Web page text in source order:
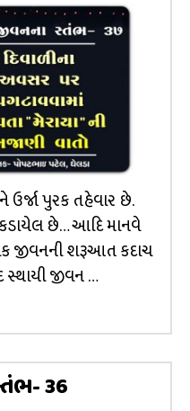
ઉર્જા પુરક તહેવાર છે.
છે… આદિ માનવે
જીવનની શરૂઆત કદાચ
જીવન …
36